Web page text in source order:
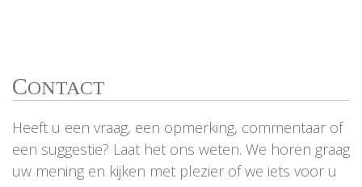
CONTACT
Heeft u een vraag, een opmerking, commentaar of
een suggestie? Laat het ons weten. We horen graag
uw mening en kijken met plezier of we iets voor u